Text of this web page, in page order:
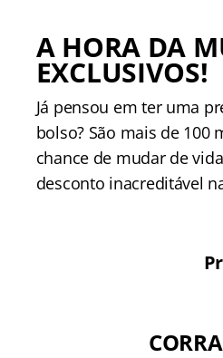
A HORA DA
EXCLUSIVOS!
Já pensou em ter uma
bolso? São mais de 100
chance de mudar de
desconto inacreditável